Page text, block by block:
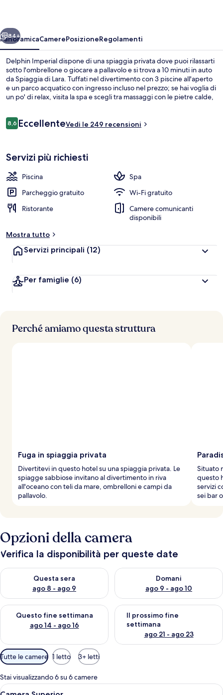
Avanti
84+
PanoramicaCamerePosizioneRegolamenti
Delphin Imperial dispone di una spiaggia privata dove puoi rilassarti
sotto l'ombrellone o giocare a pallavolo e si trova a 10 minuti in auto
da Spiaggia di Lara. Tuffati nel divertimento con 3 piscine all'aperto
e un parco acquatico con ingresso incluso nel prezzo; se hai voglia di
un po' di relax, visita la spa e scegli tra massaggi con le pietre calde,
di forza di questo hotel di lusso sono 6 bar/lounge, una piscina
Recensioni
8,68,6 su 10
EccellenteVedi le 249 recensioni
Servizi più richiesti
Piscina
Spa
Parcheggio gratuito
Wi-Fi gratuito
Ristorante
Camere comunicanti
disponibili
Mostra tutto
Servizi principali (12)
Per famiglie (6)
Perché amiamo questa struttura
Fuga in spiaggia privata
Divertitevi in questo hotel su una spiaggia privata. Le
spiagge sabbiose invitano al divertimento in riva
all'oceano con teli da mare, ombrelloni e campi da
pallavolo.
Situato
questo
servizi
sei bar
Opzioni della camera
Verifica la disponibilità per queste date
Questa sera
ago 8 - ago 9
Verifica la disponibilità per questa sera, ago 8 - ago 9
Domani
ago 9 - ago 10
Verifica la disponibilità per
Questo fine settimana
ago 14 - ago 16
Verifica la disponibilità per questo fine settimana, ago 14 -
Il prossimo fine
settimana
ago 21 - ago 23
Verifica la disponibilità per il
Filtri
disponibili
per
le
Tutte le camere 1 letto 3+ letti
Stai visualizzando 6 su 6 camere
Apri
Camera Superior | Biancheria da
5